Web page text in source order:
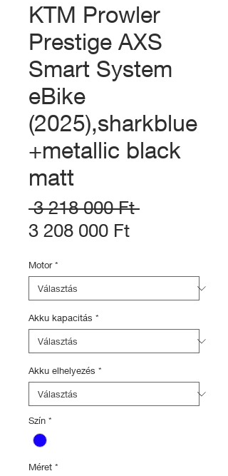
KTM Prowler
Prestige AXS
Smart System
eBike
(2025),sharkblue
+metallic black
matt
3 218 000 Ft Szokásos
3 208 000 FtAkciós
Motor *
Akku kapacitás *
Akku elhelyezés *
Szín *
Méret *